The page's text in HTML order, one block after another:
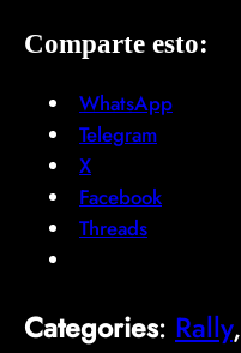
Comparte esto:
WhatsApp
Telegram
X
Facebook
Threads
Categories: Rally,